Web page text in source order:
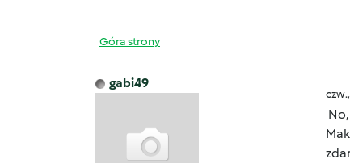
Góra strony
gabi49